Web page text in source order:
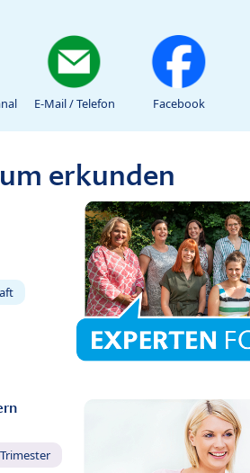
E-Mail / Telefon Facebook
erkunden